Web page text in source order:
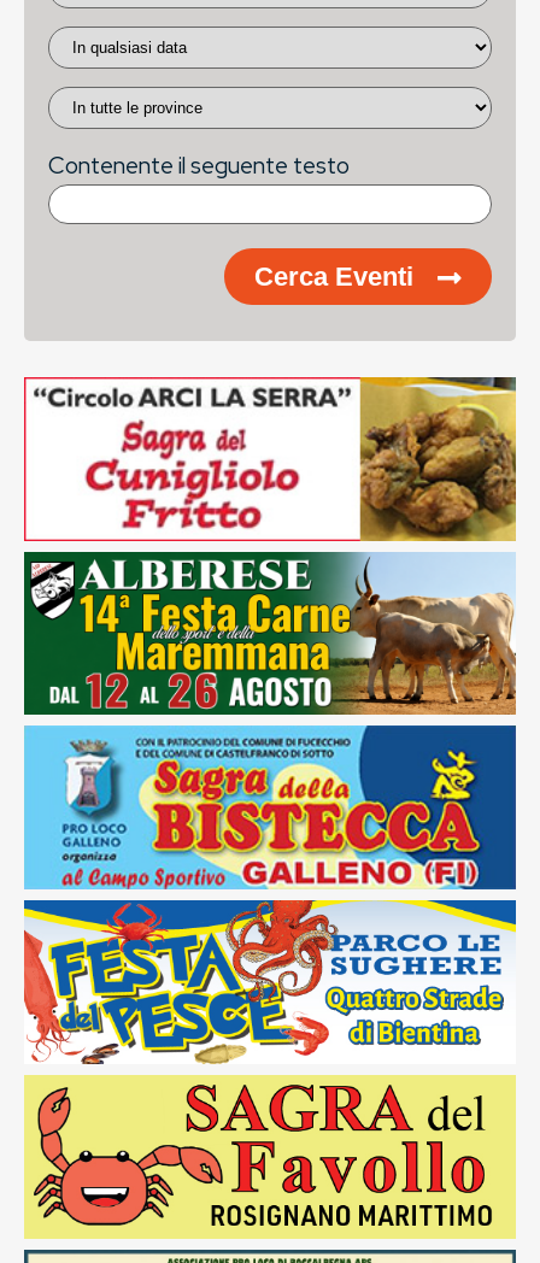
Contenente il seguente testo
Cerca Eventi